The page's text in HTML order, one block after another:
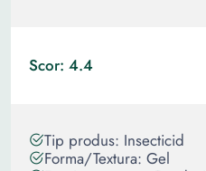
Scor: 4.4
Tip produs: Insecticid
Forma/Textura: Gel